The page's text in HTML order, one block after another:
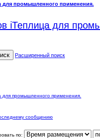
для промышленного применения.
iТеплица для
Расширенный поиск
для промышленного применения.
сообщению
по: